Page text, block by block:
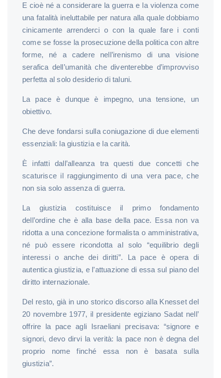
E cioè né a considerare la guerra e la violenza come
una fatalità ineluttabile per natura alla quale dobbiamo
cinicamente arrenderci o con la quale fare i conti
come se fosse la prosecuzione della politica con altre
forme, né a cadere nell’irenismo di una visione
serafica dell’umanità che diventerebbe d’improvviso
perfetta al solo desiderio di taluni.
La pace è dunque è impegno, una tensione, un
obiettivo.
Che deve fondarsi sulla coniugazione di due elementi
essenziali: la giustizia e la carità.
È infatti dall’alleanza tra questi due concetti che
scaturisce il raggiungimento di una vera pace, che
non sia solo assenza di guerra.
La giustizia costituisce il primo fondamento
dell’ordine che è alla base della pace. Essa non va
ridotta a una concezione formalista o amministrativa,
né può essere ricondotta al solo “equilibrio degli
interessi o anche dei diritti”. La pace è opera di
autentica giustizia, e l’attuazione di essa sul piano del
diritto internazionale.
Del resto, già in uno storico discorso alla Knesset del
20 novembre 1977, il presidente egiziano Sadat nell’
offrire la pace agli Israeliani precisava: “signore e
signori, devo dirvi la verità: la pace non è degna del
proprio nome finché essa non è basata sulla
giustizia”.